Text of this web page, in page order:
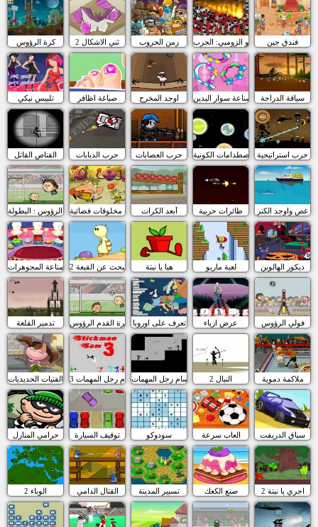
كرة الرؤوس ثني الاشكال 2 زمن الحروب مقاتلو الزومبي: الحرب فندق جين
تلبيس نيكي صباغة اظافر اوجد المخرج صناعة سوار اليدين سياقة الدراجة
القناص القاتل حرب الدبابات حرب العصابات الاصطدامات الكونية حرب استراتيجية
كرة الرؤوس : البطولةكرة مخلوقات فضائية أبعد الكرات طائرات حربية غص واوجد الكنز
صناعة المجوهرات البحث عن القبعة 2 هيا يا نبتة لعبة ماريو ديكور الهالوين
تدمير القلعة كرة القدم الرؤوس تعرف على اوروبا عرض ازياء فولي الرؤوس
الفتيات الحديديات سام رجل المهمات 3سام رجل المهمات النبال 2 ملاكمة دموية
حرامي المنازل توقيف السيارة سودوكو العاب سرعة سباق الدريفت
الوباء 2 القتال الدامي تسيير المدينة صنع الكعك اجري يا نبتة 2